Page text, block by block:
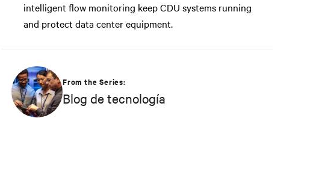
intelligent flow monitoring keep CDU systems running
and protect data center equipment.
From the Series:
Blog de tecnología